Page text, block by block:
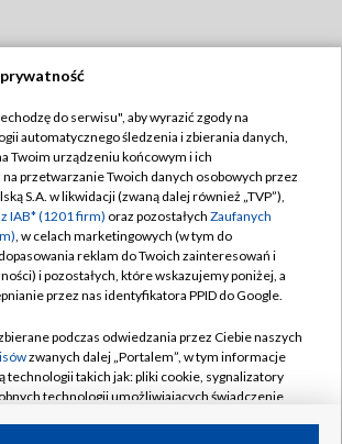
TVP
TVP
Cyfrowa
Regulamin TVP
Polityka prywatności
Moje zgody
Pomoc
Kontakt
Kanały
do serwisu", aby wyrazić zgody na
automatycznego śledzenia i zbierania danych,
Twoim urządzeniu końcowym i ich
przetwarzanie Twoich danych osobowych przez
S.A. w likwidacji (zwaną dalej również „TVP”),
IAB* (1201 firm) oraz pozostałych Zaufanych
, w celach marketingowych (w tym do
reklam do Twoich zainteresowań i
i pozostałych, które wskazujemy poniżej, a
przez nas identyfikatora PPID do Google.
podczas odwiedzania przez Ciebie naszych
zwanych dalej „Portalem”, w tym informacje
technologii takich jak: pliki cookie, sygnalizatory
technologii umożliwiających świadczenie